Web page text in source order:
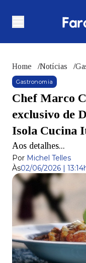
Home /Notícias /
Gastronomia
Chef Marco
exclusivo de
Isola Cucina
Aos detalhes...
Por Michel Telles
Às02/06/2026 |